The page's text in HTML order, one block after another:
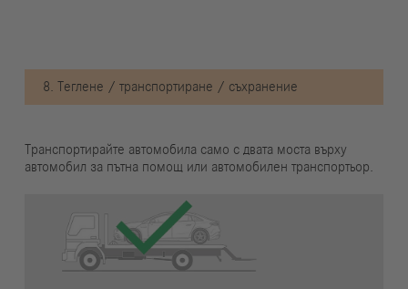
8. Теглене / транспортиране / съхранение
Транспортирайте автомобила само с двата моста върху
автомобил за пътна помощ или автомобилен транспортьор.